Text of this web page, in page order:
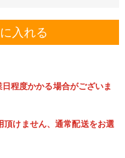
入れる
程度かかる場合がございま
けません、通常配送をお選